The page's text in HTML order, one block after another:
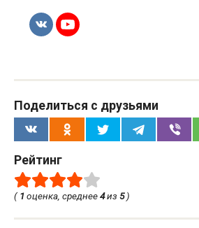
Поделиться с друзьями
Рейтинг
( 1оценка, среднее4из 5)